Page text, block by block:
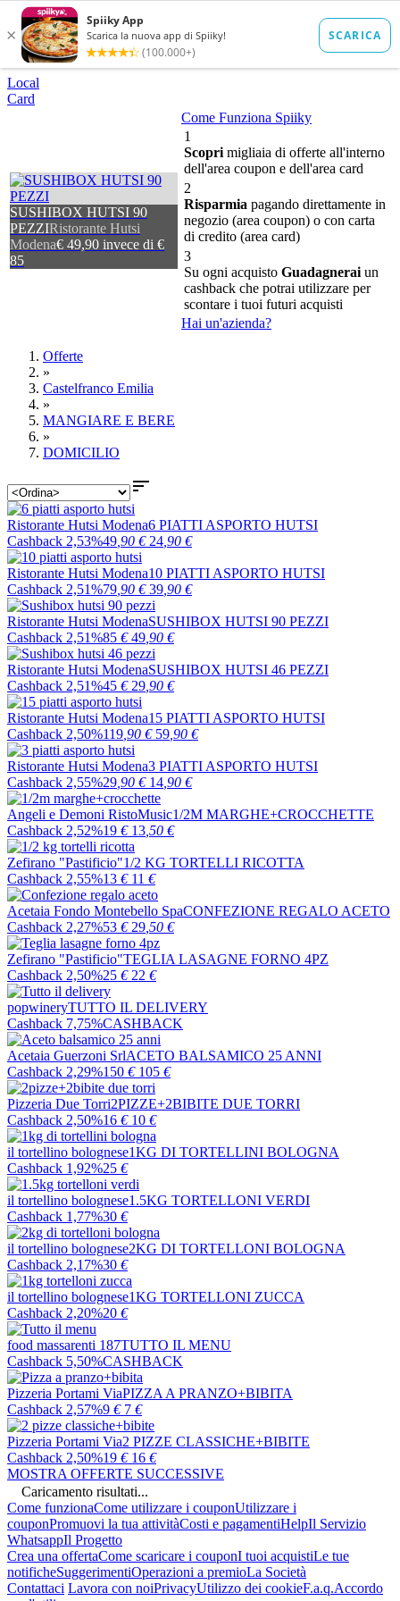
Local
Card
SUSHIBOX HUTSI 90
PEZZIRistorante Hutsi
Modena€ 49,90 invece di €
85
Come Funziona Spiiky
1
Scopri migliaia di offerte all'interno
dell'area coupon e dell'area card
2
Risparmia pagando direttamente in
negozio (area coupon) o con carta
di credito (area card)
3
Su ogni acquisto Guadagnerai un
cashback che potrai utilizzare per
scontare i tuoi futuri acquisti
Hai un'azienda?
Offerte
»
Castelfranco Emilia
»
MANGIARE E BERE
»
DOMICILIO

Ristorante Hutsi Modena6 PIATTI ASPORTO HUTSI
Cashback 2,53%49 ,90 € 24 ,90 €
Ristorante Hutsi Modena10 PIATTI ASPORTO HUTSI
Cashback 2,51%79 ,90 € 39 ,90 €
Ristorante Hutsi ModenaSUSHIBOX HUTSI 90 PEZZI
Cashback 2,51%85 € 49 ,90 €
Ristorante Hutsi ModenaSUSHIBOX HUTSI 46 PEZZI
Cashback 2,51%45 € 29 ,90 €
Ristorante Hutsi Modena15 PIATTI ASPORTO HUTSI
Cashback 2,50%119 ,90 € 59 ,90 €
Ristorante Hutsi Modena3 PIATTI ASPORTO HUTSI
Cashback 2,55%29 ,90 € 14 ,90 €
Angeli e Demoni RistoMusic1/2M MARGHE+CROCCHETTE
Cashback 2,52%19 € 13 ,50 €
Zefirano "Pastificio"1/2 KG TORTELLI RICOTTA
Cashback 2,55%13 € 11 €
Acetaia Fondo Montebello SpaCONFEZIONE REGALO ACETO
Cashback 2,27%53 € 29 ,50 €
Zefirano "Pastificio"TEGLIA LASAGNE FORNO 4PZ
Cashback 2,50%25 € 22 €
popwineryTUTTO IL DELIVERY
Cashback 7,75%CASHBACK
Acetaia Guerzoni SrlACETO BALSAMICO 25 ANNI
Cashback 2,29%150 € 105 €
Pizzeria Due Torri2PIZZE+2BIBITE DUE TORRI
Cashback 2,50%16 € 10 €
il tortellino bolognese1KG DI TORTELLINI BOLOGNA
Cashback 1,92%25 €
il tortellino bolognese1.5KG TORTELLONI VERDI
Cashback 1,77%30 €
il tortellino bolognese2KG DI TORTELLONI BOLOGNA
Cashback 2,17%30 €
il tortellino bolognese1KG TORTELLONI ZUCCA
Cashback 2,20%20 €
food massarenti 187TUTTO IL MENU
Cashback 5,50%CASHBACK
Pizzeria Portami ViaPIZZA A PRANZO+BIBITA
Cashback 2,57%9 € 7 €
Pizzeria Portami Via2 PIZZE CLASSICHE+BIBITE
Cashback 2,50%19 € 16 €
MOSTRA OFFERTE SUCCESSIVE
Caricamento risultati...
Come funzionaCome utilizzare i couponUtilizzare i
couponPromuovi la tua attivitàCosti e pagamentiHelpIl Servizio
WhatsappIl Progetto
Crea una offertaCome scaricare i couponI tuoi acquistiLe tue
notificheSuggerimentiOperazioni a premioLa Società
Contattaci Lavora con noiPrivacyUtilizzo dei cookieF.a.q.Accordo